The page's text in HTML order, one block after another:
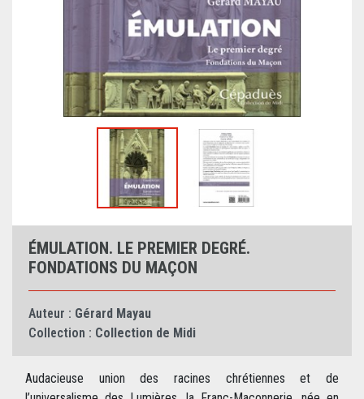
ÉMULATION. LE PREMIER DEGRÉ.
FONDATIONS DU MAÇON
Auteur : Gérard Mayau
Collection : Collection de Midi
Audacieuse union des racines chrétiennes et de